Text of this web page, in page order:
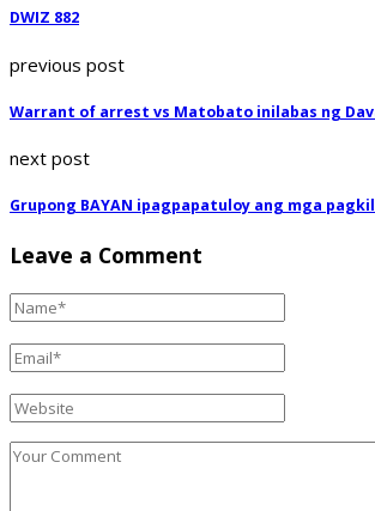
DWIZ 882
previous post
Warrant of arrest vs Matobato inilabas ng
next post
Grupong BAYAN ipagpapatuloy ang mga
Leave a Comment